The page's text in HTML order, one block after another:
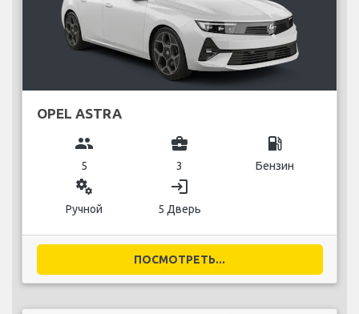
OPEL ASTRA
group
5
business_center
3
local_gas_station
Бензин
miscellaneous_services
Ручной
login
5 Дверь
ПОСМОТРЕТЬ...